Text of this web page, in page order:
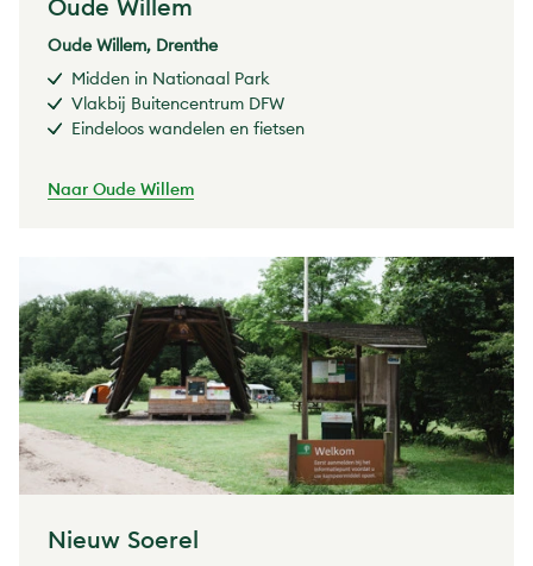
Oude Willem
Oude Willem, Drenthe
Midden in Nationaal Park
Vlakbij Buitencentrum DFW
Eindeloos wandelen en fietsen
Naar Oude Willem
Nieuw Soerel